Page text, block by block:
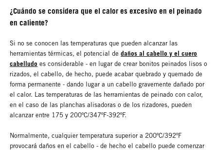
¿Cuándo se considera que el calor es excesivo en el peinado
en caliente?
Si no se conocen las temperaturas que pueden alcanzar las
herramientas térmicas, el potencial de daños al cabello y el cuero
cabelludo es considerable - en lugar de crear bonitos peinados lisos o
rizados, el cabello, de hecho, puede acabar quebrado y quemado de
forma permanente - dando lugar a un cabello gravemente dañado por
el calor. Las temperaturas de las herramientas de peinado con calor,
en el caso de las planchas alisadoras o de los rizadores, pueden
alcanzar entre 175 y 200ºC/347ºF-392ºF.
Normalmente, cualquier temperatura superior a 200ºC/392ºF
provocará daños en el cabello - de hecho el cabello puede comenzar